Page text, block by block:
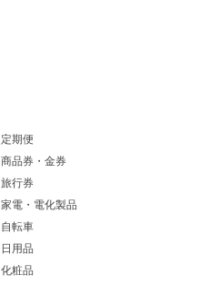
定期便
商品券・金券
旅行券
家電・電化製品
自転車
日用品
化粧品